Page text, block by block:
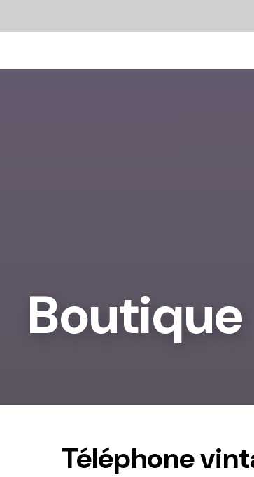
Boutique
Téléphone